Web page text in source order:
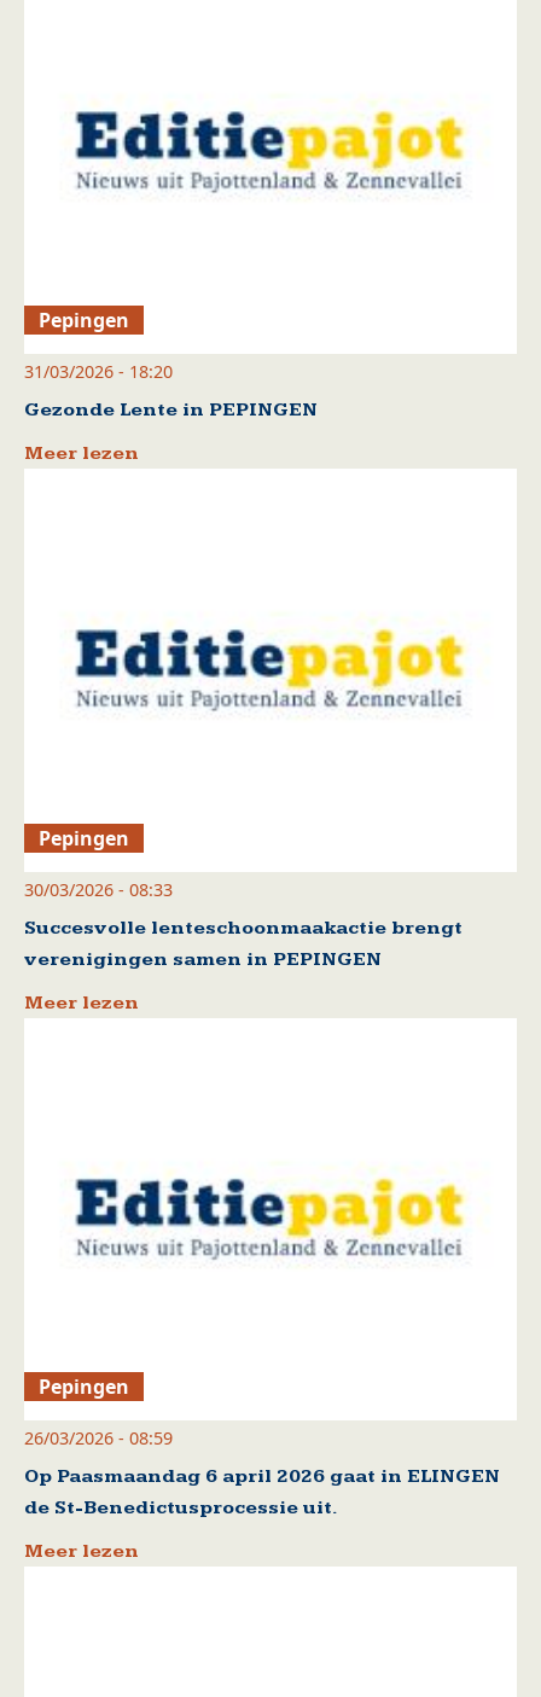
Pepingen
31/03/2026 - 18:20
Gezonde Lente in PEPINGEN
Meer lezen
Pepingen
30/03/2026 - 08:33
Succesvolle lenteschoonmaakactie brengt
verenigingen samen in PEPINGEN
Meer lezen
Pepingen
26/03/2026 - 08:59
Op Paasmaandag 6 april 2026 gaat in ELINGEN
de St-Benedictusprocessie uit.
Meer lezen